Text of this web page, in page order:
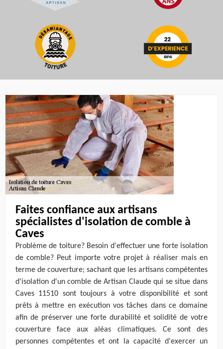
Faites confiance aux artisans
spécialistes d'isolation de comble à
Caves
Problème de toiture? Besoin d'effectuer une forte isolation
de comble? Peut importe votre projet à réaliser mais en
terme de couverture; sachant que les artisans compétentes
d'isolation d'un comble de Artisan Claude qui se situe dans
Caves 11510 sont toujours à votre disponibilité et sont
prêts à mettre en exécution vos tâches dans ce domaine
afin de préserver une forte durabilité et solidité de votre
couverture face aux aléas climatiques. Ce sont des
personnes compétentes et ont la capacité d'exercer un